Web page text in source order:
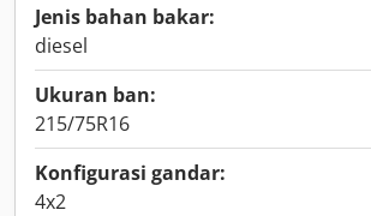
Jenis bahan bakar:
diesel
Ukuran ban:
215/75R16
Konfigurasi gandar:
4x2